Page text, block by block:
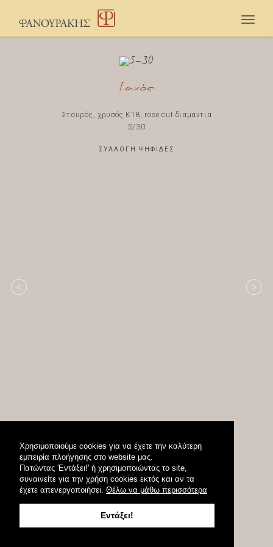
Χρησιμοποιούμε cookies για να έχετε την καλύτερη
εμπειρία πλοήγησης στο website μας.
Πατώντας 'Εντάξει!' ή χρησιμοποιώντας το site,
συναινείτε για την χρήση cookies εκτός και αν τα
έχετε απενεργοποιήσει. Θέλω να μάθω περισσότερα
Εντάξει!
Ιανός
Σταυρός, χρυσός Κ18, rose cut διαμάντια
S/30
ΣΥΛΛΟΓΗ ΨΗΦΙΔΕΣ